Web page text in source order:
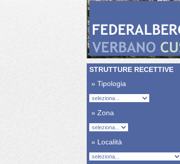
STRUTTURE RECETTIVE
» Tipologia
» Zona
» Località